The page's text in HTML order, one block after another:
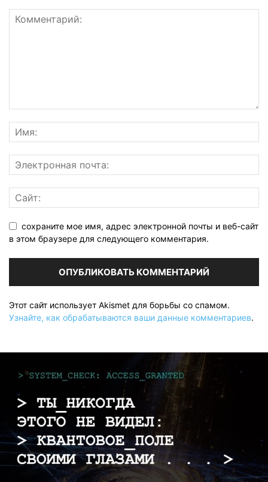
сохраните мое имя, адрес электронной почты и веб-сайт
в этом браузере для следующего комментария.
Этот сайт использует Akismet для борьбы со спамом.
Узнайте, как обрабатываются ваши данные комментариев.